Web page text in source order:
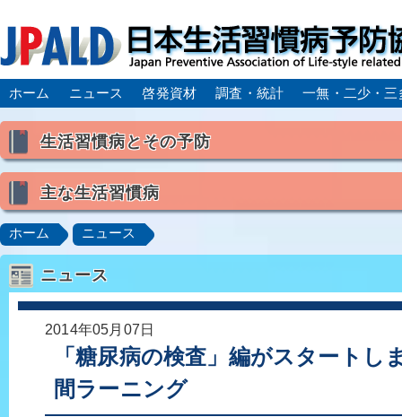
ホーム ニュース 啓発資材 調査・統計 一無・二少・三
生活習慣病とその予防
喫煙
食生活
主な生活習慣病
高血圧 脂質異常症（高脂血症）
肥満症／メタボリックシンドローム
動脈硬化
心
脂肪肝／NAFLD／NASH
ロコモティブシンドローム／サルコペニア／フレイル
ホーム ニュース
ニュース
2014年05月07日
「糖尿病の検査」編がスタート
間ラーニング